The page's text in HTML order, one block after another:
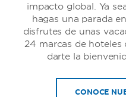
impacto global. Ya
hagas una parada
disfrutes de unas
24 marcas de hoteles
darte la
CONOCE